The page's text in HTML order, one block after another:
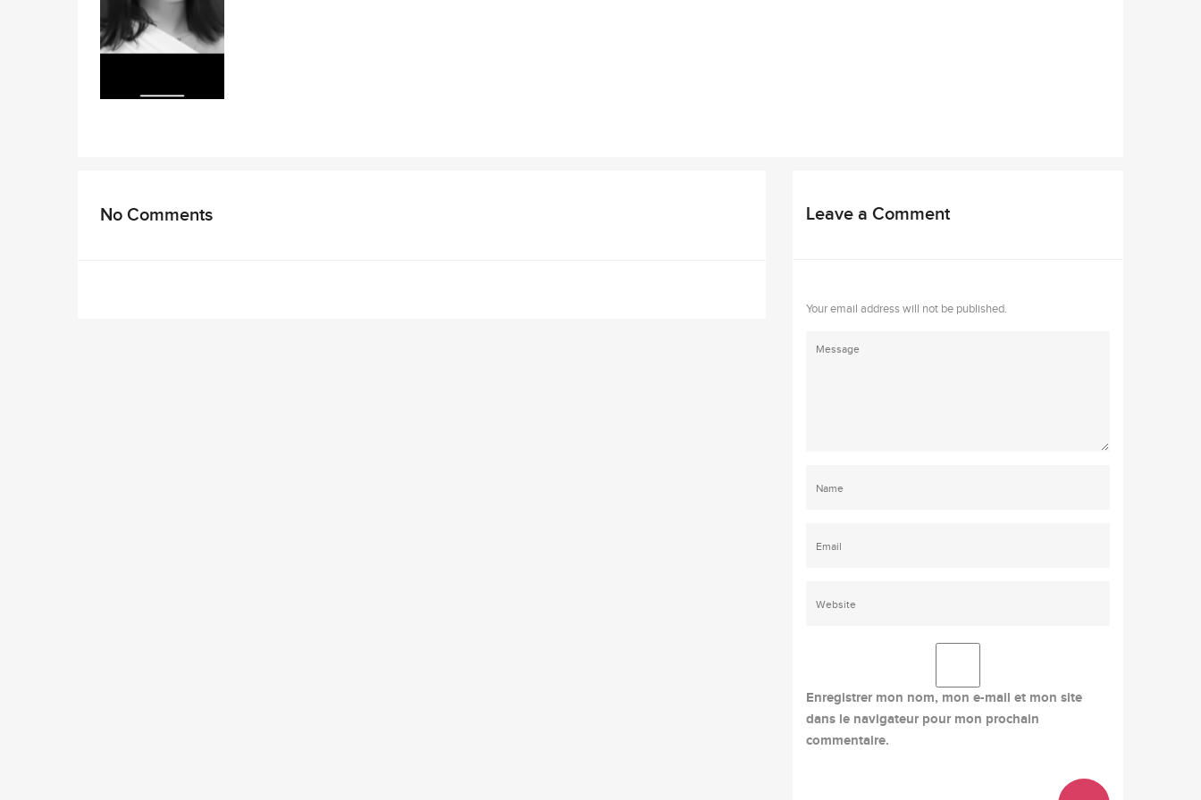
No Comments Leave a Comment
Your email address will not be published.
Enregistrer mon nom, mon e-mail et mon site
dans le navigateur pour mon prochain
commentaire.